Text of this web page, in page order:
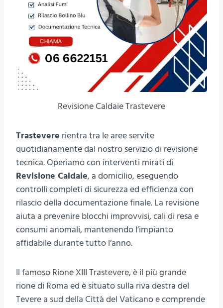
Revisione Caldaie Trastevere
Trastevere rientra tra le aree servite
quotidianamente dal nostro servizio di revisione
tecnica. Operiamo con interventi mirati di
Revisione Caldaie, a domicilio, eseguendo
controlli completi di sicurezza ed efficienza con
rilascio della documentazione finale. La revisione
aiuta a prevenire blocchi improvvisi, cali di resa e
consumi anomali, mantenendo l’impianto
affidabile durante tutto l’anno.
Il famoso Rione XIII Trastevere, è il più grande
rione di Roma ed è situato sulla riva destra del
Tevere a sud della Città del Vaticano e comprende